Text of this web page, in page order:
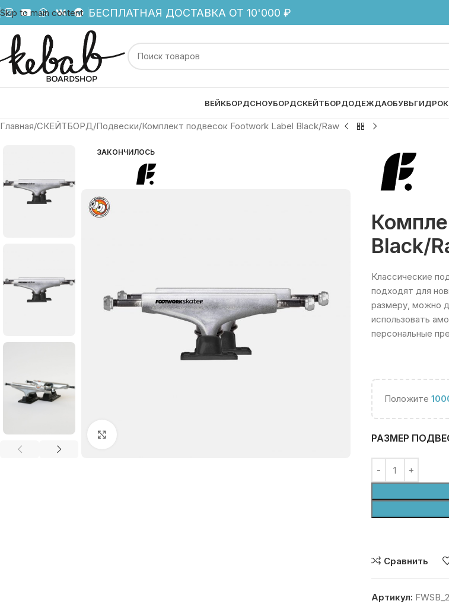
Skip to main content БЕСПЛАТНАЯ ДОСТАВКА ОТ 10'000 ₽
ВЕЙКБОРДСНОУБОРДСКЕЙТБОРДОДЕЖДАОБУВЬ
Главная СКЕЙТБОРД Подвески Комплект подвесок Footwork Label Black/Raw
ЗАКОНЧИЛОСЬ
Black/
Классические
подходят для
размеру, можно
использовать
персональные
Положите
РАЗМЕР
Сравнить
Артикул: